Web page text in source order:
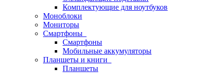
Комплектующие для ноутбуков
Моноблоки
Мониторы
Смартфоны
Смартфоны
Мобильные аккумуляторы
Планшеты и книги
Планшеты